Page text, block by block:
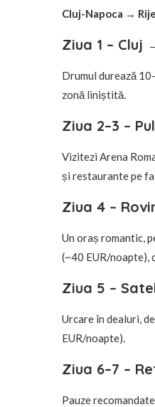
Cluj-Napoca →
Ziua 1 – Cluj
Drumul durează
zonă liniștită.
Ziua 2–3 –
Vizitezi Arena
și restaurante pe
Ziua 4 –
Un oraș romantic,
(~40 EUR/noapte),
Ziua 5 –
Urcare în dealuri,
EUR/noapte).
Ziua 6–7 –
Pauze